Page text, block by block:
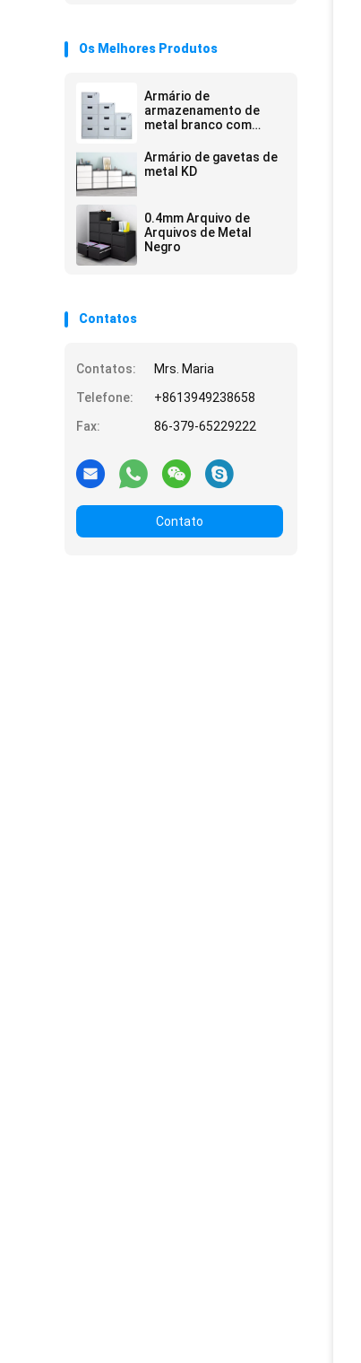
Os Melhores Produtos
Armário de
armazenamento de
metal branco com
Armário de gavetas de
metal KD
0.4mm Arquivo de
Arquivos de Metal
Negro
Contatos
Contatos:
Mrs. Maria
Telefone:
+8613949238658
Fax:
86-379-65229222
Contato